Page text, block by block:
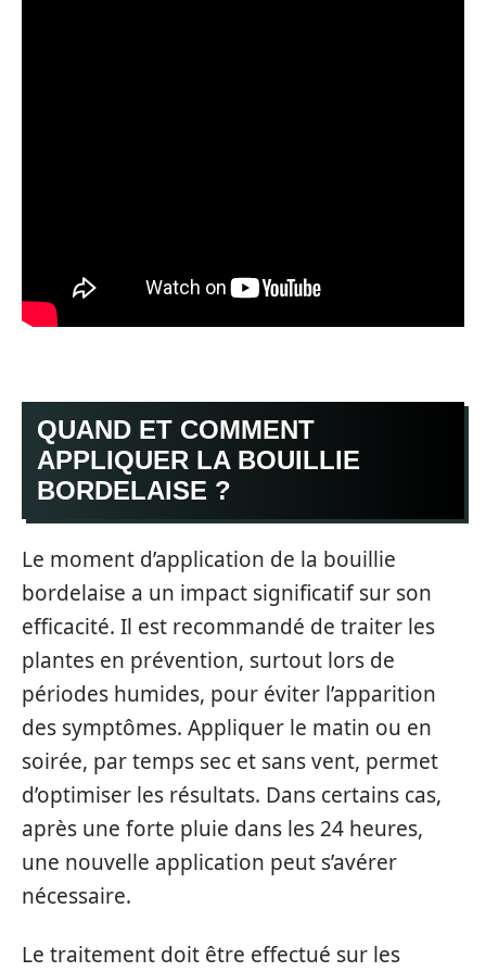
QUAND ET COMMENT
APPLIQUER LA BOUILLIE
BORDELAISE ?
Le moment d’application de la bouillie
bordelaise a un impact significatif sur son
efficacité. Il est recommandé de traiter les
plantes en prévention, surtout lors de
périodes humides, pour éviter l’apparition
des symptômes. Appliquer le matin ou en
soirée, par temps sec et sans vent, permet
d’optimiser les résultats. Dans certains cas,
après une forte pluie dans les 24 heures,
une nouvelle application peut s’avérer
nécessaire.
Le traitement doit être effectué sur les